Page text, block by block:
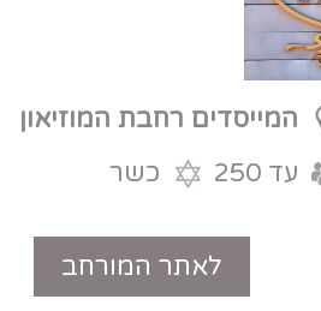
טלפון